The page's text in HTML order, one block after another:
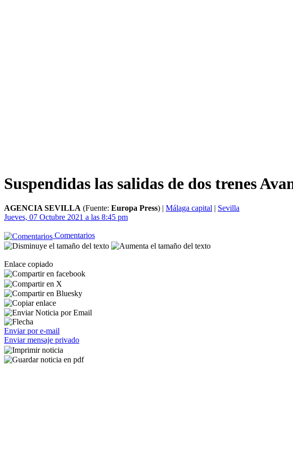
Suspendidas las salidas de dos trenes
AGENCIA SEVILLA (Fuente: Europa Press) | Málaga capital | Sevilla
Jueves, 07 Octubre 2021 a las 8:45 pm
Comentarios
Enlace copiado
Enviar por e-mail
Enviar mensaje privado